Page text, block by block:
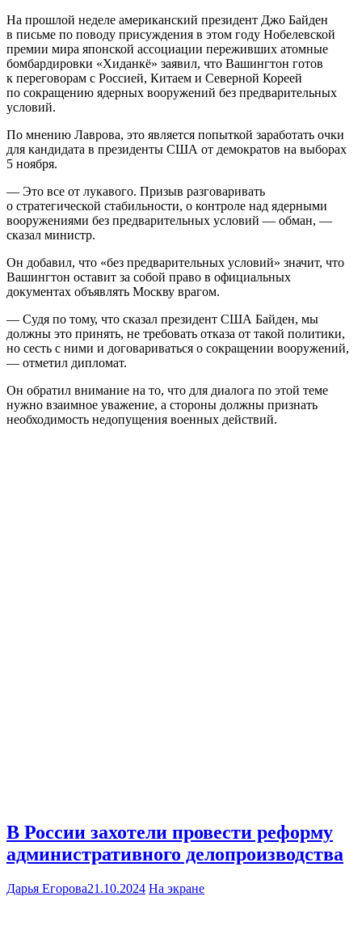
На прошлой неделе американский президент Джо Байден
в письме по поводу присуждения в этом году Нобелевской
премии мира японской ассоциации переживших атомные
бомбардировки «Хиданкё» заявил, что Вашингтон готов
к переговорам с Россией, Китаем и Северной Кореей
по сокращению ядерных вооружений без предварительных
условий.
По мнению Лаврова, это является попыткой заработать очки
для кандидата в президенты США от демократов на выборах
5 ноября.
— Это все от лукавого. Призыв разговаривать
о стратегической стабильности, о контроле над ядерными
вооружениями без предварительных условий — обман, —
сказал министр.
Он добавил, что «без предварительных условий» значит, что
Вашингтон оставит за собой право в официальных
документах объявлять Москву врагом.
— Судя по тому, что сказал президент США Байден, мы
должны это принять, не требовать отказа от такой политики,
но сесть с ними и договариваться о сокращении вооружений,
— отметил дипломат.
Он обратил внимание на то, что для диалога по этой теме
нужно взаимное уважение, а стороны должны признать
необходимость недопущения военных действий.
В России захотели провести реформу
административного делопроизводства
Дарья Егорова21.10.2024 На экране